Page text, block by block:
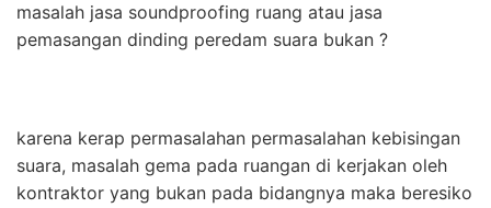
masalah jasa soundproofing ruang atau jasa
pemasangan dinding peredam suara bukan ?
karena kerap permasalahan permasalahan kebisingan
suara, masalah gema pada ruangan di kerjakan oleh
kontraktor yang bukan pada bidangnya maka beresiko